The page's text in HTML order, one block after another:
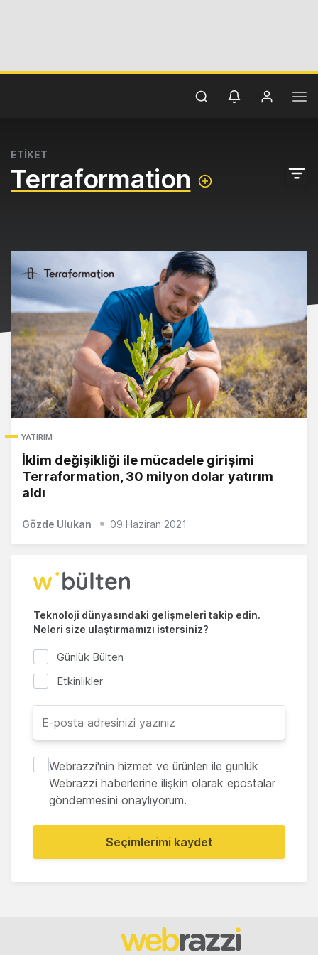
ETİKET
Terraformation
YATIRIM
İklim değişikliği ile mücadele girişimi
Terraformation, 30 milyon dolar yatırım
aldı
Gözde Ulukan 09 Haziran 2021
Teknoloji dünyasındaki gelişmeleri takip edin.
Neleri size ulaştırmamızı istersiniz?
Günlük Bülten
Etkinlikler
Webrazzi'nin hizmet ve ürünleri ile günlük
Webrazzi haberlerine ilişkin olarak epostalar
göndermesini onaylıyorum.
Seçimlerimi kaydet